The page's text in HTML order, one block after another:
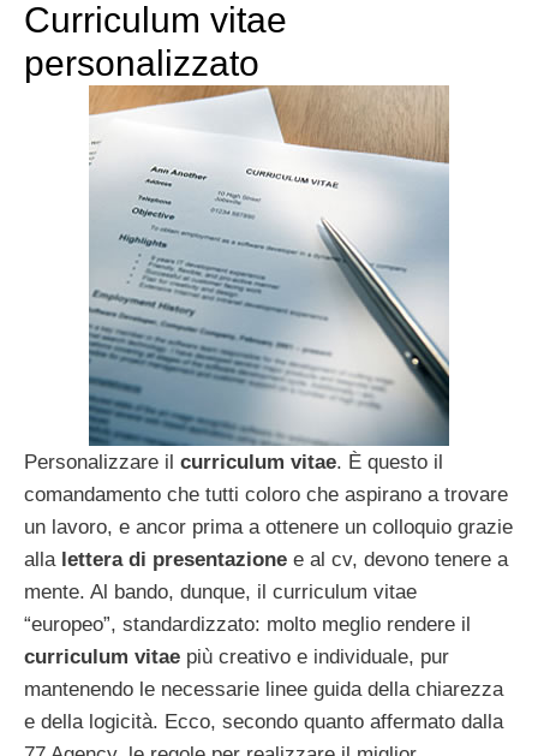
Curriculum vitae
personalizzato
Personalizzare il curriculum vitae. È questo il
comandamento che tutti coloro che aspirano a trovare
un lavoro, e ancor prima a ottenere un colloquio grazie
alla lettera di presentazione e al cv, devono tenere a
mente. Al bando, dunque, il curriculum vitae
“europeo”, standardizzato: molto meglio rendere il
curriculum vitae più creativo e individuale, pur
mantenendo le necessarie linee guida della chiarezza
e della logicità. Ecco, secondo quanto affermato dalla